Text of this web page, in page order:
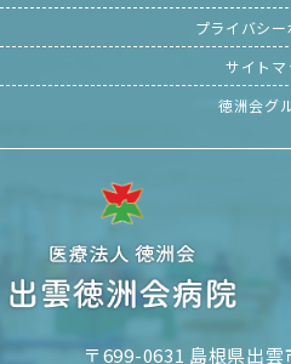
プライバシ
サイトマ
徳洲会グ
〒699-0631 島根県出